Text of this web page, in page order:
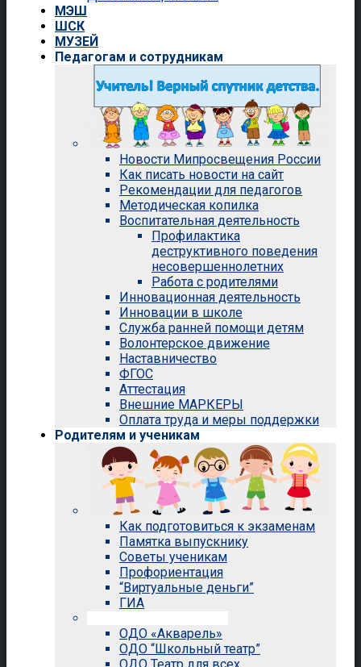
МЭШ
ШСК
МУЗЕЙ
Педагогам и сотрудникам
Новости Мипросвещения России
Как писать новости на сайт
Рекомендации для педагогов
Методическая копилка
Воспитательная деятельность
Профилактика
деструктивного поведения
несовершеннолетних
Работа с родителями
Инновационная деятельность
Инновации в школе
Служба ранней помощи детям
Волонтерское движение
Наставничество
ФГОС
Аттестация
Внешние МАРКЕРЫ
Оплата труда и меры поддержки
Родителям и ученикам
Как подготовиться к экзаменам
Памятка выпускнику
Советы ученикам
Профориентация
“Виртуальные деньги”
ГИА
ОДО «Акварель»
ОДО “Школьный театр”